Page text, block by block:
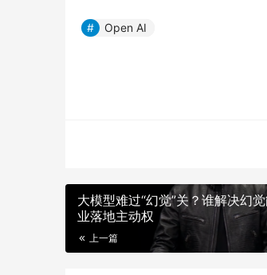
Open AI
大模型难过“幻觉”关？谁解决幻
业落地主动权
上一篇